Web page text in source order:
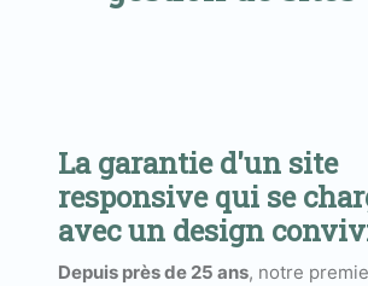
La garantie d'un site
responsive qui se
avec un design
Depuis près de 25 ans, notre